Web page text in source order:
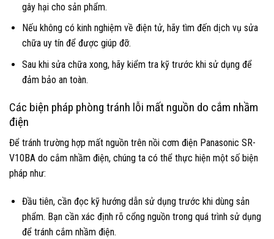
gây hại cho sản phẩm.
Nếu không có kinh nghiệm về điện tử, hãy tìm đến dịch vụ sửa
chữa uy tín để được giúp đỡ.
Sau khi sửa chữa xong, hãy kiểm tra kỹ trước khi sử dụng để
đảm bảo an toàn.
Các biện pháp phòng tránh lỗi mất nguồn do cắm nhầm
điện
Để tránh trường hợp mất nguồn trên nồi cơm điện Panasonic SR-
V10BA do cắm nhầm điện, chúng ta có thể thực hiện một số biện
pháp như:
Đầu tiên, cần đọc kỹ hướng dẫn sử dụng trước khi dùng sản
phẩm. Bạn cần xác định rõ cổng nguồn trong quá trình sử dụng
để tránh cắm nhầm điện.